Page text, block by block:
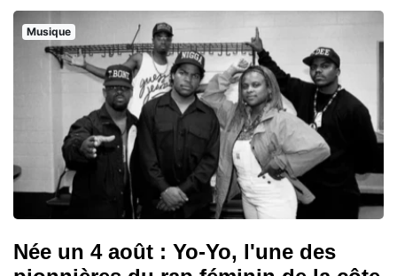
Musique
Née un 4 août : Yo-Yo, l'une des